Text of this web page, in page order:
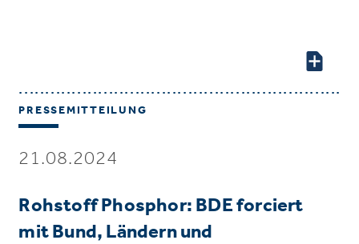
PRESSEMITTEILUNG
21.08.2024
Rohstoff Phosphor: BDE forciert
mit Bund, Ländern und